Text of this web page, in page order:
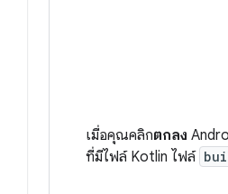
เมื่อคุณคลิกตกลง
ที่มีไฟล์ Kotlin ไฟล์